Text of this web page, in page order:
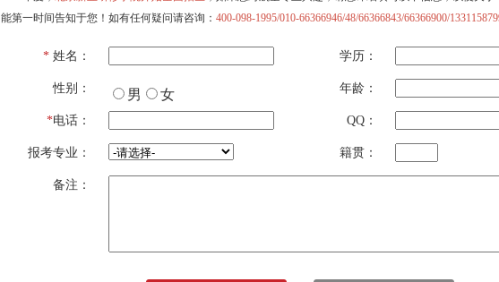
能第一时间告知于您！如有任何疑问请咨询： 400-098-1995/010-66366946/48/66366843/66366900/
*姓名： 学历：
性别： 男 女 年龄：
*电话： QQ：
报考专业： 籍贯：
备注：